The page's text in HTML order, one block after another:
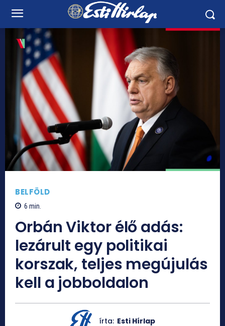
BELFÖLD
6 min.
Orbán Viktor élő adás:
lezárult egy politikai
korszak, teljes megújulás
kell a jobboldalon
írta: Esti Hírlap